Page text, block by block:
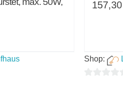
157,30
Shop: